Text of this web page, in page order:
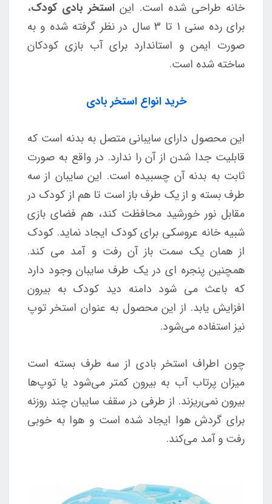
خانه طراحی شده است. این استخر بادی کودک،
برای رده سنی 1 تا 3 سال در نظر گرفته شده و به
صورت ایمن و استاندارد برای آب بازی کودکان
ساخته شده است.
خرید انواع استخر بادی
این محصول دارای سایبانی متصل به بدنه است که
قابلیت جدا شدن از آن را ندارد. در واقع به صورت
ثابت به بدنه آن چسبیده است. این سایبان از سه
طرف بسته و از یک طرف باز است تا هم از کودک در
مقابل نور خورشید محافظت کند، هم فضای بازی
شبیه خانه عروسکی برای کودک ایجاد نماید. کودک
از همان یک سمت باز آن رفت و آمد می کند.
همچنین پنجره ای در یک طرف سایبان وجود دارد
که باعث می شود دامنه دید کودک به بیرون
افزایش یابد. از این محصول به عنوان استخر توپ
نیز استفاده می‌شود.
چون اطراف استخر بادی از سه طرف بسته است
میزان پرتاب آب به بیرون کمتر می‌شود یا توپ‌ها
بیرون نمی‌ریزند. از طرفی در سقف سایبان چند روزنه
برای گردش هوا ایجاد شده است و هوا به خوبی
رفت و آمد می‌کند.